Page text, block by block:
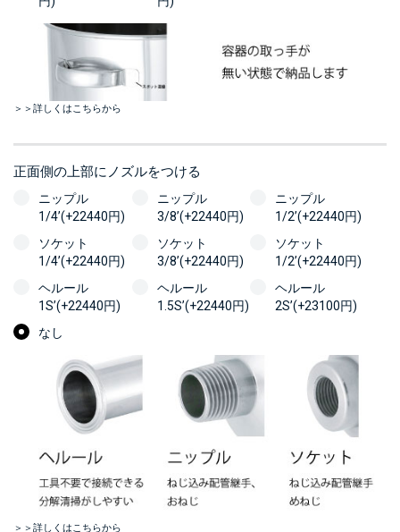
＞＞詳しくはこちらから
正面側の上部にノズルをつける
ニップル
1/4’(+22440円)
ニップル
3/8’(+22440円)
ニップル
1/2’(+22440円)
ソケット
1/4’(+22440円)
ソケット
3/8’(+22440円)
ソケット
1/2’(+22440円)
ヘルール
1S’(+22440円)
ヘルール
1.5S’(+22440円)
ヘルール
2S’(+23100円)
なし
＞＞詳しくはこちらから